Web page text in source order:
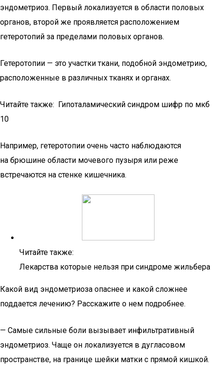
эндометриоз. Первый локализуется в области половых
органов, второй же проявляется расположением
гетеротопий за пределами половых органов.
Гетеротопии — это участки ткани, подобной эндометрию,
расположенные в различных тканях и органах.
Читайте также: Гипоталамический синдром шифр по мкб
10
Например, гетеротопии очень часто наблюдаются
на брюшине области мочевого пузыря или реже
встречаются на стенке кишечника.
Читайте также:
Лекарства которые нельзя при синдроме жильбера
Какой вид эндометриоза опаснее и какой сложнее
поддается лечению? Расскажите о нем подробнее.
— Самые сильные боли вызывает инфильтративный
эндометриоз. Чаще он локализуется в дугласовом
пространстве, на границе шейки матки с прямой кишкой.